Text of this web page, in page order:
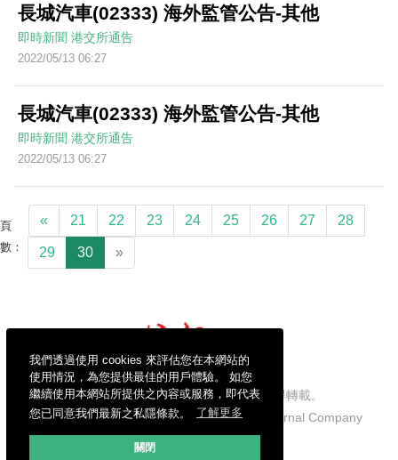
我們透過使用 cookies 來評估您在本網站的
使用情況，為您提供最佳的用戶體驗。 如您
繼續使用本網站所提供之內容或服務，即代表
您已同意我們最新之私隱條款。
了解更多
關閉
長城汽車(02333) 海外監管公告-其他
即時新聞 港交所通告
2022/05/13 06:27
長城汽車(02333) 海外監管公告-其他
即時新聞 港交所通告
2022/05/13 06:27
頁
數：
« 21 22 23 24 25 26 27 28
29 30 »
信報財經新聞有限公司版權所有，不得轉載。
Copyright © 2026 Hong Kong Economic Journal Company
Limited. All rights reserved.